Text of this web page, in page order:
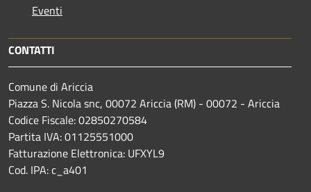
Eventi
CONTATTI
Comune di Ariccia
Piazza S. Nicola snc, 00072 Ariccia (RM) - 00072 - Ariccia
Codice Fiscale: 02850270584
Partita IVA: 01125551000
Fatturazione Elettronica: UFXYL9
Cod. IPA: c_a401